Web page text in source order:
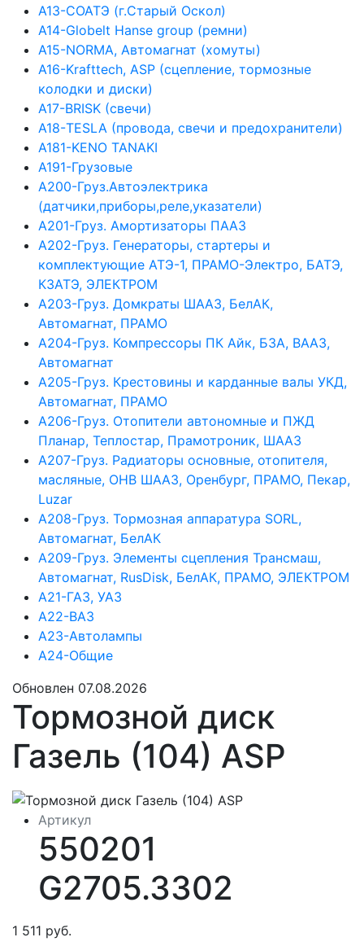
А13-СОАТЭ (г.Старый Оскол)
А14-Globelt Hanse group (ремни)
А15-NORMA, Автомагнат (хомуты)
А16-Krafttech, ASP (сцепление, тормозные
колодки и диски)
А17-BRISK (свечи)
А18-TESLA (провода, свечи и предохранители)
А181-KENO TANAKI
А191-Грузовые
А200-Груз.Автоэлектрика
(датчики,приборы,реле,указатели)
А201-Груз. Амортизаторы ПААЗ
А202-Груз. Генераторы, стартеры и
комплектующие АТЭ-1, ПРАМО-Электро, БАТЭ,
КЗАТЭ, ЭЛЕКТРОМ
А203-Груз. Домкраты ШААЗ, БелАК,
Автомагнат, ПРАМО
А204-Груз. Компрессоры ПК Айк, БЗА, ВААЗ,
Автомагнат
А205-Груз. Крестовины и карданные валы УКД,
Автомагнат, ПРАМО
А206-Груз. Отопители автономные и ПЖД
Планар, Теплостар, Прамотроник, ШААЗ
А207-Груз. Радиаторы основные, отопителя,
масляные, ОНВ ШААЗ, Оренбург, ПРАМО, Пекар,
Luzar
А208-Груз. Тормозная аппаратура SORL,
Автомагнат, БелАК
А209-Груз. Элементы сцепления Трансмаш,
Автомагнат, RusDisk, БелАК, ПРАМО, ЭЛЕКТРОМ
А21-ГАЗ, УАЗ
А22-ВАЗ
А23-Автолампы
А24-Общие
Обновлен 07.08.2026
Тормозной диск
Газель (104) ASP
Артикул
550201
G2705.3302
1 511 руб.